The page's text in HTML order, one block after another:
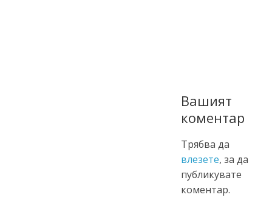
Вашият
коментар
Трябва да
влезете, за да
публикувате
коментар.